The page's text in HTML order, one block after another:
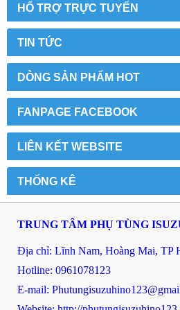
HỔ TRỢ TRỰC TUYẾN
TIN TỨC
DÒNG SẢN PHẨM HOT
FANPAGE FACEBOOK
LIÊN KẾT WEBSITE
THỐNG KÊ
TRUNG TÂM PHỤ TÙNG
Địa chỉ: Lĩnh Nam, Hoàng Mai, TP
Hotline: 0961078123
E-mail: P